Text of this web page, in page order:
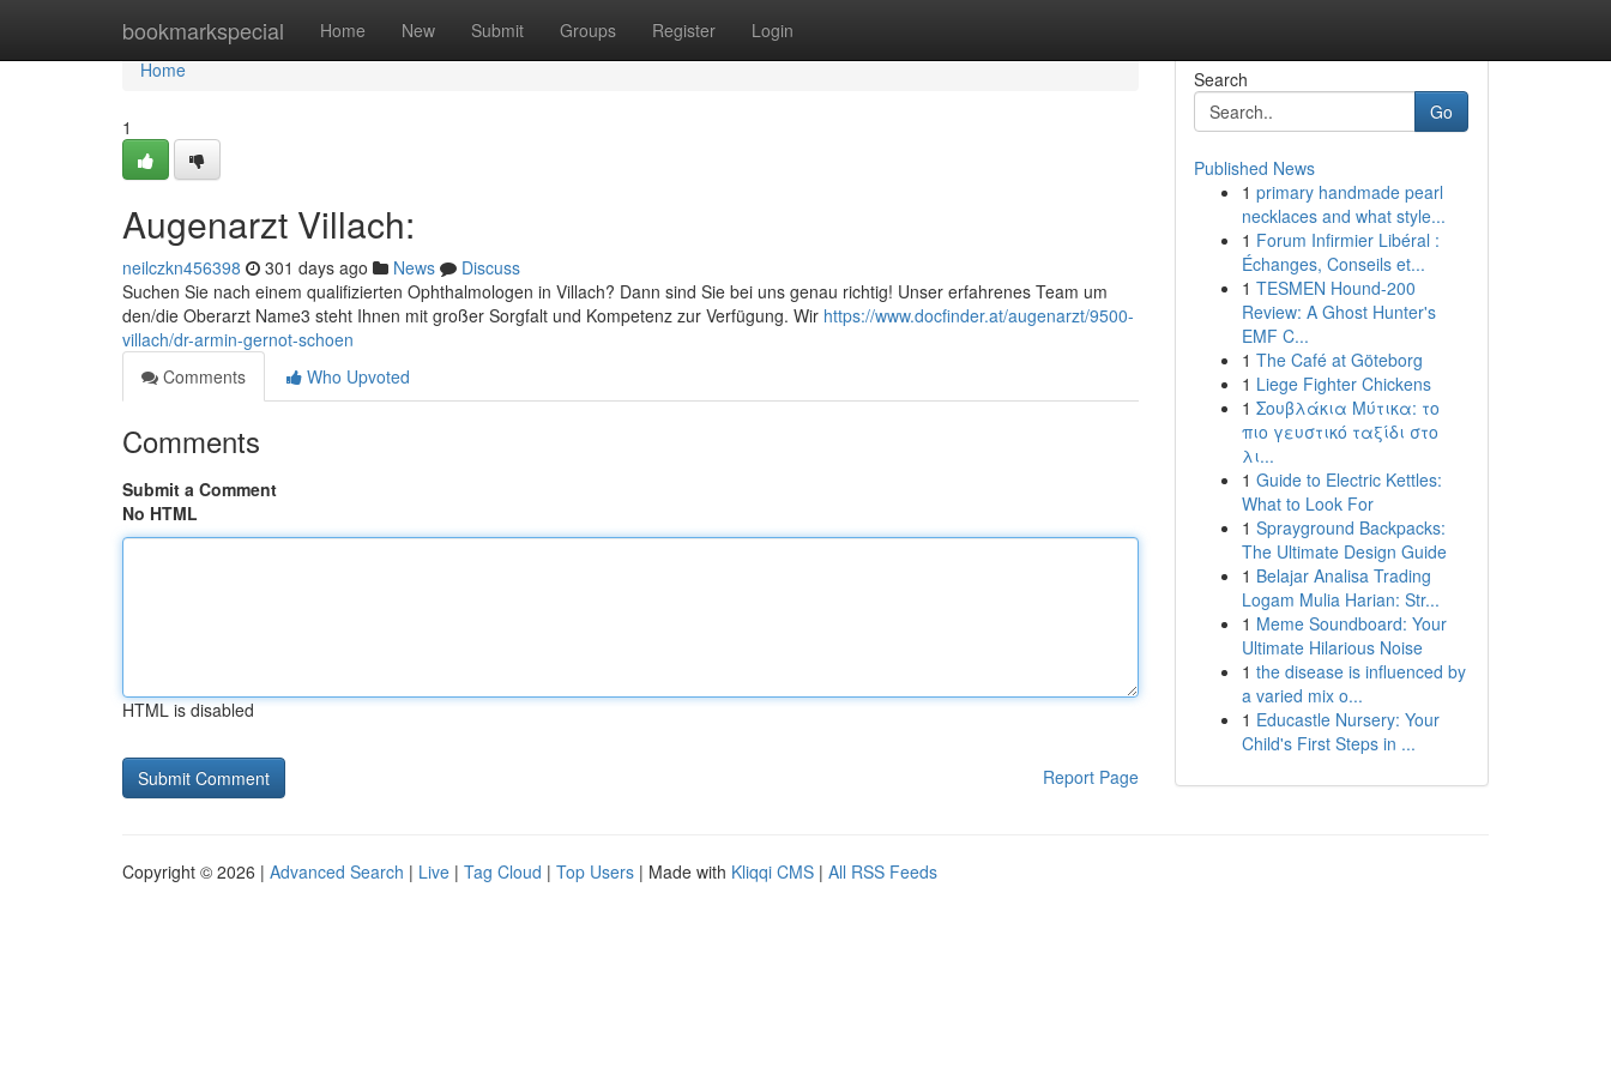
bookmarkspecial Home New Submit Groups Register Login
Home
Home
1
Augenarzt Villach:
neilczkn456398 301 days ago News
Discuss
Suchen Sie nach einem qualifizierten Ophthalmologen in Villach? Dann sind Sie bei uns genau richtig! Unser erfahrenes Team um
den/die Oberarzt Name3 steht Ihnen mit großer Sorgfalt und Kompetenz zur Verfügung. Wir https://www.docfinder.at/augenarzt/9500-
villach/dr-armin-gernot-schoen
Comments
Who Upvoted
Comments
Submit a Comment
No HTML
HTML is disabled
Report Page
Search
Go
Published News
1 primary handmade pearl
necklaces and what style...
1 Forum Infirmier Libéral :
Échanges, Conseils et...
1 TESMEN Hound-200
Review: A Ghost Hunter's
EMF C...
1 The Café at Göteborg
1 Liege Fighter Chickens
1 Σουβλάκια Μύτικα: το
πιο γευστικό ταξίδι στο
λι...
1 Guide to Electric Kettles:
What to Look For
1 Sprayground Backpacks:
The Ultimate Design Guide
1 Belajar Analisa Trading
Logam Mulia Harian: Str...
1 Meme Soundboard: Your
Ultimate Hilarious Noise
1 the disease is influenced by
a varied mix o...
1 Educastle Nursery: Your
Child's First Steps in ...
Copyright © 2026 | Advanced Search | Live | Tag Cloud | Top Users | Made with Kliqqi CMS | All RSS Feeds